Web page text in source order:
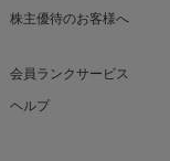
株主優待のお客様へ
会員ランクサービス
ヘルプ